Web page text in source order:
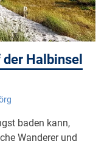
Halbinsel
baden kann,
Wanderer und